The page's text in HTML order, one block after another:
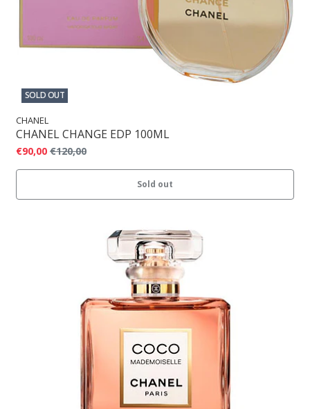
SOLD OUT
CHANEL
CHANEL CHANGE EDP 100ML
€90,00 €120,00
Sold out